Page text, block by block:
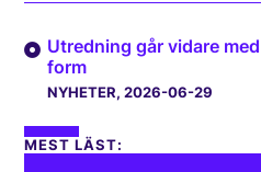
Utredning går vidare
form
NYHETER, 2026-06-29
MEST LÄST: